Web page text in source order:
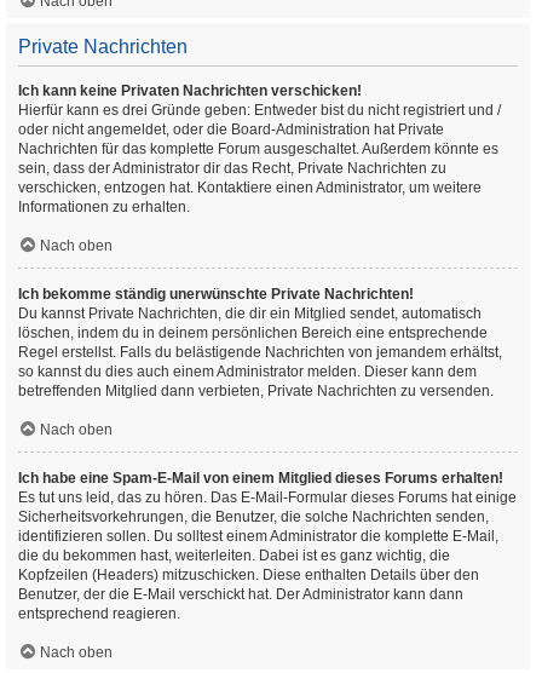
Private Nachrichten
Ich kann keine Privaten Nachrichten verschicken!
Hierfür kann es drei Gründe geben: Entweder bist du nicht registriert und /
oder nicht angemeldet, oder die Board-Administration hat Private
Nachrichten für das komplette Forum ausgeschaltet. Außerdem könnte es
sein, dass der Administrator dir das Recht, Private Nachrichten zu
verschicken, entzogen hat. Kontaktiere einen Administrator, um weitere
Informationen zu erhalten.
Nach oben
Ich bekomme ständig unerwünschte Private Nachrichten!
Du kannst Private Nachrichten, die dir ein Mitglied sendet, automatisch
löschen, indem du in deinem persönlichen Bereich eine entsprechende
Regel erstellst. Falls du belästigende Nachrichten von jemandem erhältst,
so kannst du dies auch einem Administrator melden. Dieser kann dem
betreffenden Mitglied dann verbieten, Private Nachrichten zu versenden.
Nach oben
Ich habe eine Spam-E-Mail von einem Mitglied dieses Forums erhalten!
Es tut uns leid, das zu hören. Das E-Mail-Formular dieses Forums hat einige
Sicherheitsvorkehrungen, die Benutzer, die solche Nachrichten senden,
identifizieren sollen. Du solltest einem Administrator die komplette E-Mail,
die du bekommen hast, weiterleiten. Dabei ist es ganz wichtig, die
Kopfzeilen (Headers) mitzuschicken. Diese enthalten Details über den
Benutzer, der die E-Mail verschickt hat. Der Administrator kann dann
entsprechend reagieren.
Nach oben